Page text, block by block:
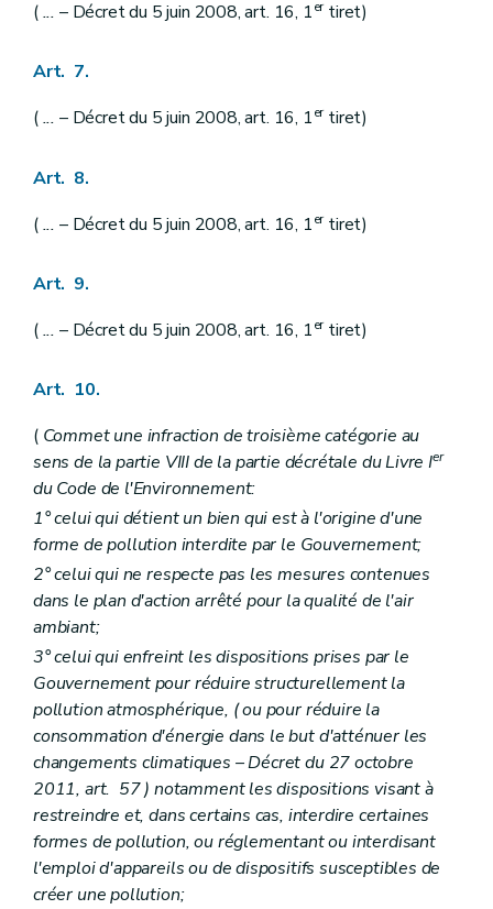
(... – Décret du 5 juin 2008, art. 16, 1ertiret)
Art. 7.
(... – Décret du 5 juin 2008, art. 16, 1ertiret)
Art. 8.
(... – Décret du 5 juin 2008, art. 16, 1ertiret)
Art. 9.
(... – Décret du 5 juin 2008, art. 16, 1ertiret)
Art. 10.
( Commet une infraction de troisième catégorie au
sens de la partie VIII de la partie décrétale du Livre Ier
du Code de l'Environnement:
1° celui qui détient un bien qui est à l'origine d'une
forme de pollution interdite par le Gouvernement;
2° celui qui ne respecte pas les mesures contenues
dans le plan d'action arrêté pour la qualité de l'air
ambiant;
3° celui qui enfreint les dispositions prises par le
Gouvernement pour réduire structurellement la
pollution atmosphérique, (ou pour réduire la
consommation d'énergie dans le but d'atténuer les
changements climatiques – Décret du 27 octobre
2011, art. 57 ) notamment les dispositions visant à
restreindre et, dans certains cas, interdire certaines
formes de pollution, ou réglementant ou interdisant
l'emploi d'appareils ou de dispositifs susceptibles de
créer une pollution;